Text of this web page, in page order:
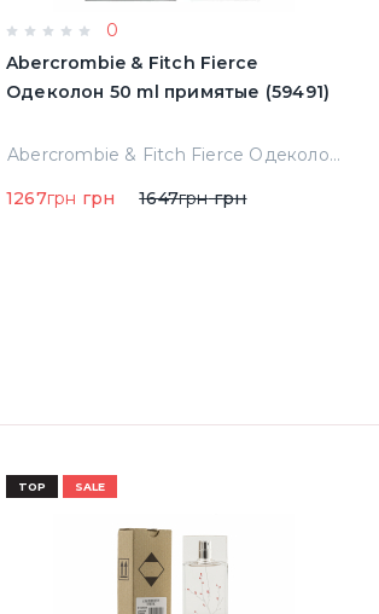
0
Abercrombie & Fitch Fierce
Одеколон 50 ml примятые (59491)
Abercrombie & Fitch Fierce Одеколон 50 ml примятые (59491)
1267грн грн 1647грнгрн
TOP SALE